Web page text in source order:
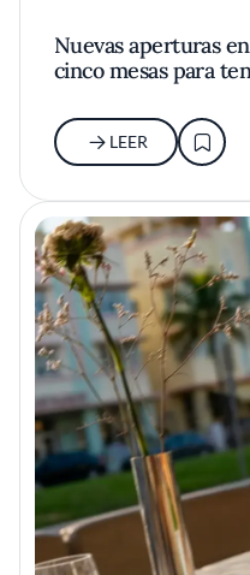
Nuevas aperturas
cinco mesas para
LEER